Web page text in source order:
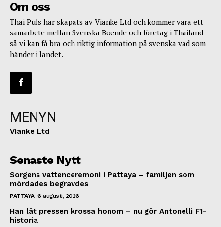
Om oss
Thai Puls har skapats av Vianke Ltd och kommer vara ett
samarbete mellan Svenska Boende och företag i Thailand
så vi kan få bra och riktig information på svenska vad som
händer i landet.
MENYN
Vianke Ltd
Senaste Nytt
Sorgens vattenceremoni i Pattaya – familjen som
mördades begravdes
PATTAYA 6 augusti, 2026
Han lät pressen krossa honom – nu gör Antonelli F1-
historia